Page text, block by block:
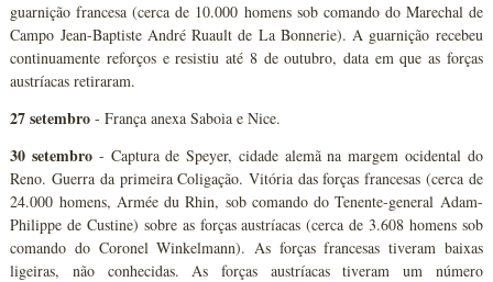
guarnição francesa (cerca de 10.000 homens sob comando do Marechal de
Campo Jean-Baptiste André Ruault de La Bonnerie). A guarnição recebeu
continuamente reforços e resistiu até 8 de outubro, data em que as forças
austríacas retiraram.
27 setembro - França anexa Saboia e Nice.
30 setembro - Captura de Speyer, cidade alemã na margem ocidental do
Reno. Guerra da primeira Coligação. Vitória das forças francesas (cerca de
24.000 homens, Armée du Rhin, sob comando do Tenente-general Adam-
Philippe de Custine) sobre as forças austríacas (cerca de 3.608 homens sob
comando do Coronel Winkelmann). As forças francesas tiveram baixas
ligeiras, não conhecidas. As forças austríacas tiveram um número